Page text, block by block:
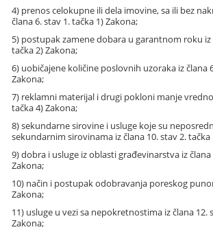
4) prenos celokupne ili dela imovine, sa ili bez
člana 6. stav 1. tačka 1) Zakona;
5) postupak zamene dobara u garantnom roku iz
tačka 2) Zakona;
6) uobičajene količine poslovnih uzoraka iz člana
Zakona;
7) reklamni materijal i drugi pokloni manje
tačka 4) Zakona;
8) sekundarne sirovine i usluge koje su
sekundarnim sirovinama iz člana 10. stav 2. tačka
9) dobra i usluge iz oblasti građevinarstva iz člana
Zakona;
10) način i postupak odobravanja poreskog
Zakona;
11) usluge u vezi sa nepokretnostima iz člana 12.
Zakona;